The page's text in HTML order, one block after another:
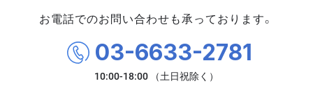
お電話でのお問い合わせも承っております。
03-6633-2781